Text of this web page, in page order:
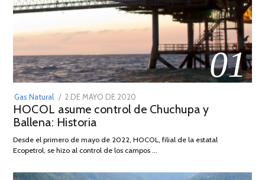
01
Gas Natural
POSTED
ON
2 DE MAYO DE 2020
DE
2026
HOCOL asume control de Chuchupa y
Ballena: Historia
Desde el primero de mayo de 2022, HOCOL, filial de la estatal
Ecopetrol, se hizo al control de los campos …